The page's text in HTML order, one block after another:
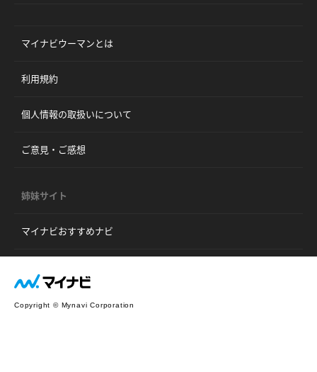
マイナビウーマンとは
利用規約
個人情報の取扱いについて
ご意見・ご感想
姉妹サイト
マイナビおすすめナビ
Copyright © Mynavi Corporation